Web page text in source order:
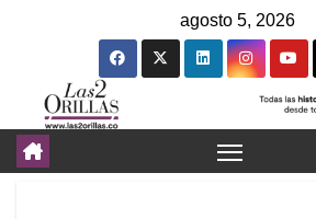
agosto 5, 2026